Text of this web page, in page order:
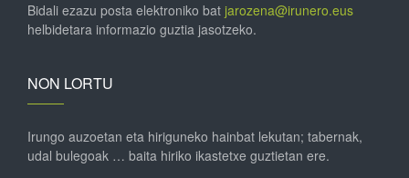
Bidali ezazu posta elektroniko bat jarozena@irunero.eus
helbidetara informazio guztia jasotzeko.
NON LORTU
Irungo auzoetan eta hiriguneko hainbat lekutan; tabernak,
udal bulegoak … baita hiriko ikastetxe guztietan ere.